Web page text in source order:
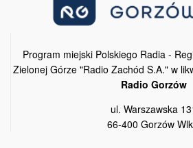
Program miejski Polskiego Radia -
Zielonej Górze "Radio Zachód S.A." w
Radio Gorzów
ul. Warszawska
66-400 Gorzów